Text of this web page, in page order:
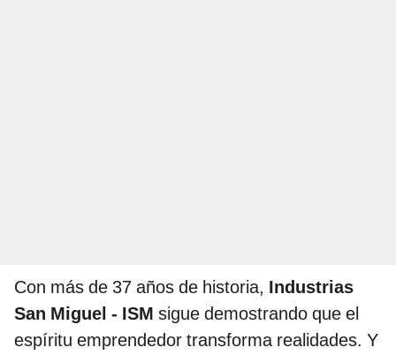
Con más de 37 años de historia, Industrias
San Miguel - ISM sigue demostrando que el
espíritu emprendedor transforma realidades. Y